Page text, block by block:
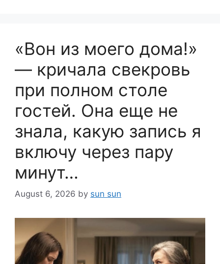
«Вон из моего дома!»
— кричала свекровь
при полном столе
гостей. Она еще не
знала, какую запись я
включу через пару
минут…
August 6, 2026 by sun sun